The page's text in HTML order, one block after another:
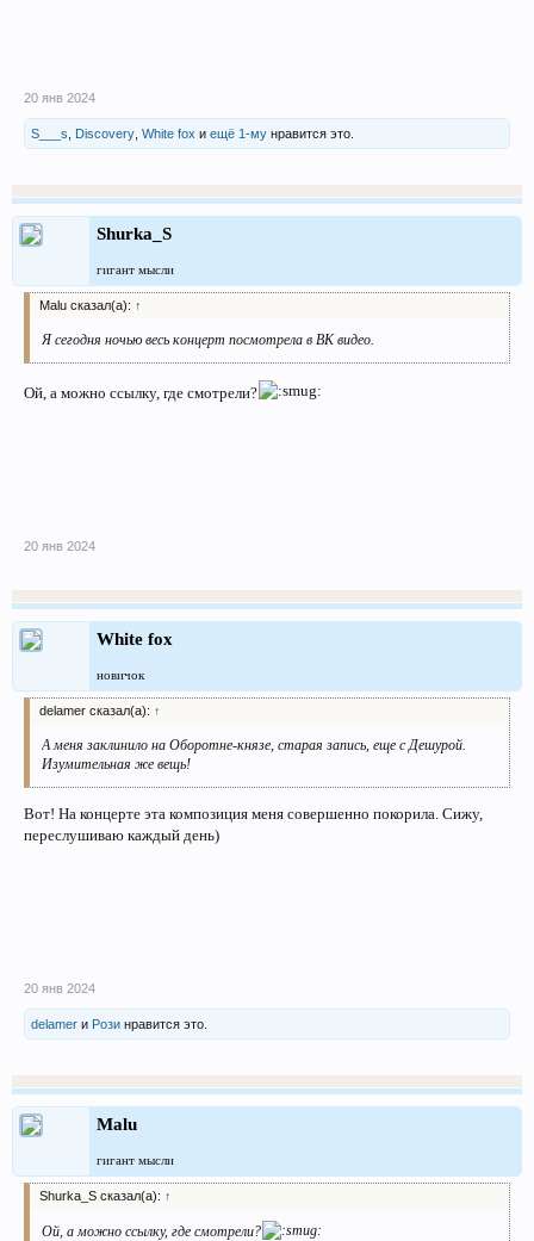
20 янв 2024
S___s Discovery White fox и ещё 1-му нравится это.
Shurka_S
гигант мысли
Malu сказал(а): ↑
Я сегодня ночью весь концерт посмотрела в ВК видео.
Ой, а можно ссылку, где смотрели?
20 янв 2024
White fox
новичок
delamer сказал(а): ↑
А меня заклинило на Оборотне-князе, старая запись, еще с Дешурой.
Изумительная же вещь!
Вот! На концерте эта композиция меня совершенно покорила. Сижу,
переслушиваю каждый день)
20 янв 2024
delamer и Рози нравится это.
Malu
гигант мысли
Shurka_S сказал(а): ↑
Ой, а можно ссылку, где смотрели?